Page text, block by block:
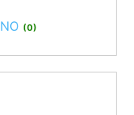
NO (0)